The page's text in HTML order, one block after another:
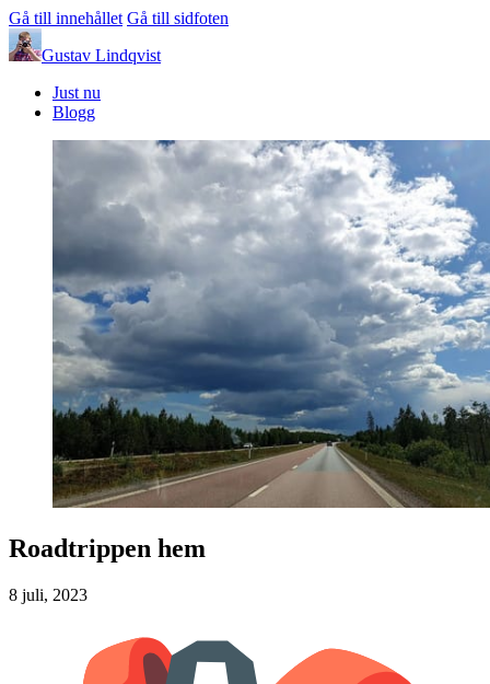
Gå till innehållet Gå till sidfoten
Gustav Lindqvist
Just nu
Blogg
Roadtrippen hem
8 juli, 2023